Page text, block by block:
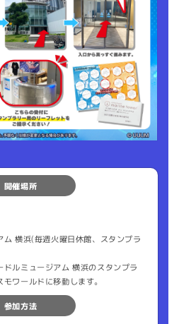
開催場所
横浜(毎週火曜日休館、スタンプラ
ルミュージアム 横浜のスタンプラ
ワールドに移動します。
参加方法